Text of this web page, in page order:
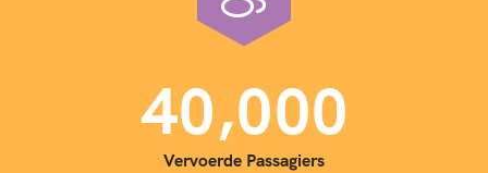
40,000
Vervoerde Passagiers